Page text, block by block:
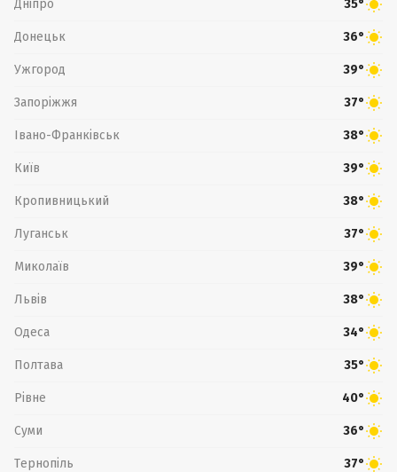
Дніпро 35°
Донецьк 36°
Ужгород 39°
Запоріжжя 37°
Івано-Франківськ 38°
Київ 39°
Кропивницький 38°
Луганськ 37°
Миколаїв 39°
Львів 38°
Одеса 34°
Полтава 35°
Рівне 40°
Суми 36°
Тернопіль 37°